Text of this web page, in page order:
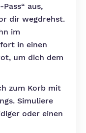
aus,
dir wegdrehst.
im
in einen
um dich dem
zum Korb mit
Simuliere
oder einen